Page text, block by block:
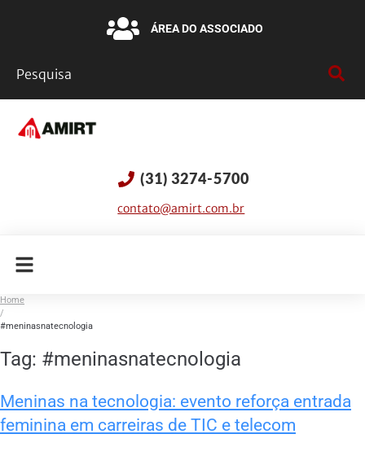
ÁREA DO ASSOCIADO
(31) 3274-5700
contato@amirt.com.br
Home
/
#meninasnatecnologia
Tag: #meninasnatecnologia
Meninas na tecnologia: evento reforça entrada
feminina em carreiras de TIC e telecom